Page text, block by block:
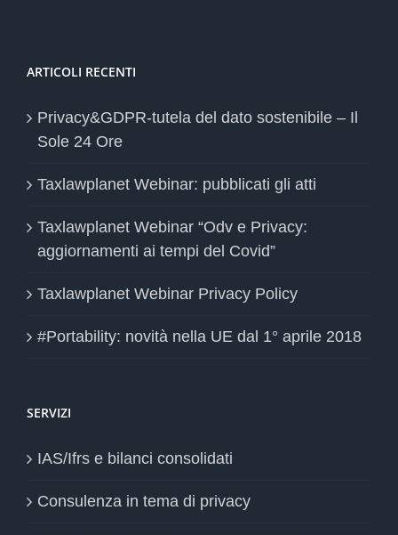
ARTICOLI RECENTI
Privacy&GDPR-tutela del dato sostenibile – Il
Sole 24 Ore
Taxlawplanet Webinar: pubblicati gli atti
Taxlawplanet Webinar “Odv e Privacy:
aggiornamenti ai tempi del Covid”
Taxlawplanet Webinar Privacy Policy
#Portability: novità nella UE dal 1° aprile 2018
SERVIZI
IAS/Ifrs e bilanci consolidati
Consulenza in tema di privacy